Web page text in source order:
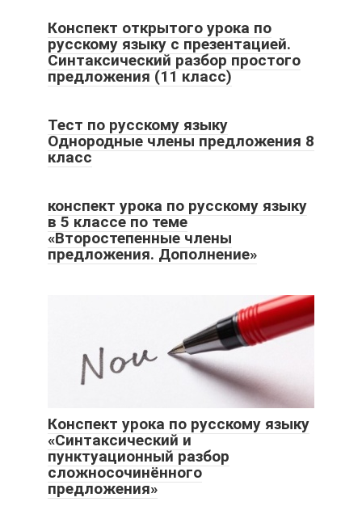
Конспект открытого урока по
русскому языку с презентацией.
Синтаксический разбор простого
предложения (11 класс)
Тест по русскому языку
Однородные члены предложения 8
класс
конспект урока по русскому языку
в 5 классе по теме
«Второстепенные члены
предложения. Дополнение»
Конспект урока по русскому языку
«Синтаксический и
пунктуационный разбор
сложносочинённого
предложения»